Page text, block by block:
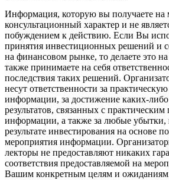
Информация, которую вы получаете на
консультационный характер и не
побуждением к действию. Если Вы
принятия инвестиционных решений и
на финансовом рынке, то делаете это
также принимаете на себя
последствия таких решений.
несут ответственности за
информации, за достижение каких-
результатов, связанных с
информации, а также за любые убытки,
результате инвестирования на основе
мероприятия информации.
лекторы не предоставляют никаких
соответствия предоставляемой на
Вашим конкретным целям и